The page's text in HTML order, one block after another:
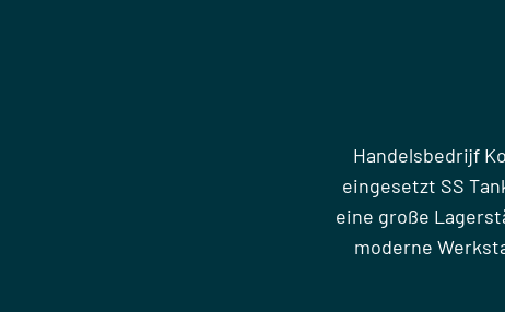
Handelsbedrijf
eingesetzt SS
eine große
moderne